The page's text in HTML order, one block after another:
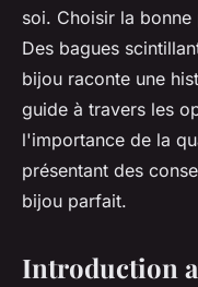
Eliott•27 avril 2025•5
soi. Choisir la
Des bagues
bijou raconte une
guide à travers les
l'importance de la
présentant des
bijou parfait.
Introduction